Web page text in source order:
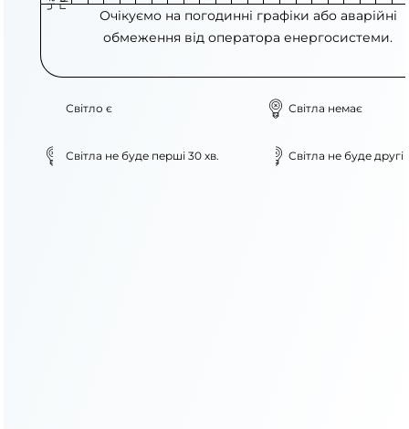
Очікуємо на погодинні графіки або аварійні
обмеження від оператора енергосистеми.
Світло є Світла немає
Світла не буде перші 30 хв. Світла не буде другі